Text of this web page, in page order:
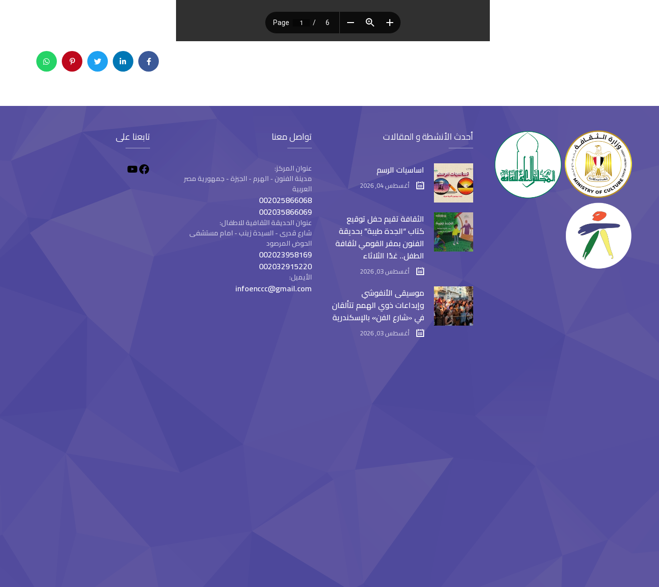
تابعنا على تواصل معنا
عنوان المركز:
مدينة الفنون - الهرم - الجيزة - جمهورية مصر
العربية
002025866068
002035866069
عنوان الحديقة الثقافية للاطفال:
شارع قدرى - السيدة زينب - امام مستشفى
الحوض المرصود
002023958169
002032915220
الأيميل:
infoenccc@gmail.com
أحدث الأنشطة و المقالات
اساسيات الرسم
أغسطس 04, 2026
الثقافة تقيم حفل توقيع
كتاب “الجدة طيبة” بحديقة
الفنون بمقر القومي لثقافة
الطفل.. غدًا الثلاثاء
أغسطس 03, 2026
موسيقى الأنفوشي
وإبداعات ذوي الهمم تتألقان
في «شارع الفن» بالإسكندرية
أغسطس 03, 2026